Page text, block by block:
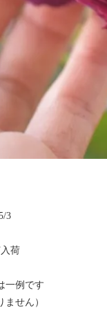
3
荷
一例です
ません）